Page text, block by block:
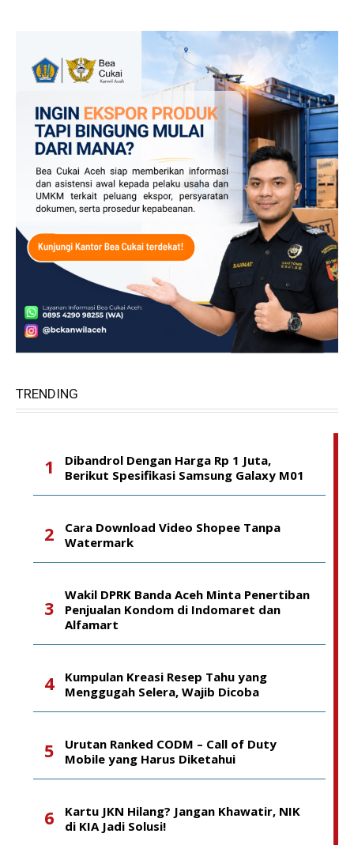
TRENDING
Dibandrol Dengan Harga Rp 1 Juta,
Berikut Spesifikasi Samsung Galaxy M01
Cara Download Video Shopee Tanpa
Watermark
Wakil DPRK Banda Aceh Minta Penertiban
Penjualan Kondom di Indomaret dan
Alfamart
Kumpulan Kreasi Resep Tahu yang
Menggugah Selera, Wajib Dicoba
Urutan Ranked CODM – Call of Duty
Mobile yang Harus Diketahui
Kartu JKN Hilang? Jangan Khawatir, NIK
di KIA Jadi Solusi!